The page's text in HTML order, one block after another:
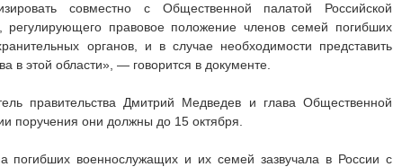
совместно с Общественной палатой Российской
регулирующего правовое положение членов семей погибших
органов, и в случае необходимости представить
в этой области», — говорится в документе.
правительства Дмитрий Медведев и глава Общественной
поручения они должны до 15 октября.
погибших военнослужащих и их семей зазвучала в России с